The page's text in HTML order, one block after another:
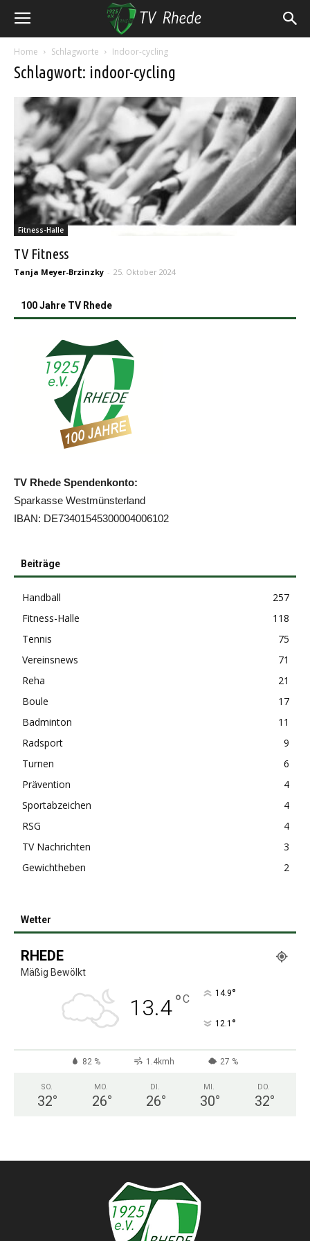
Home Schlagworte Indoor-cycling
Schlagwort: indoor-cycling
Fitness-Halle
TV Fitness
Tanja Meyer-Brzinzky - 25. Oktober 2024
100 Jahre TV Rhede
TV Rhede Spendenkonto:
Sparkasse Westmünsterland
IBAN: DE73401545300004006102
Beiträge
Handball
257
Fitness-Halle
118
Tennis
75
Vereinsnews
71
Reha
21
Boule
17
Badminton
11
Radsport
9
Turnen
6
Prävention
4
Sportabzeichen
4
RSG
4
TV Nachrichten
3
Gewichtheben
2
Wetter
RHEDE
Mäßig Bewölkt
13.4°C 14.9°
12.1 °
82 % 1.4kmh 27 %
SO.
32°
MO.
26°
DI.
26°
MI.
30°
DO.
32°